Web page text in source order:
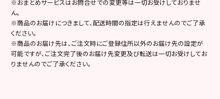
※おまとめサービスはお問合せでの変更等は一切お受けしておりませ
ん。
※商品のお届けにつきまして、配送時間の指定は行えませんのでご了承
ください。
※商品のお届け先は、ご注文時にご登録住所以外のお届け先の設定が
可能ですが、ご注文完了後のお届け先変更及び転送は一切お受けしてお
りませんのでご了承ください。